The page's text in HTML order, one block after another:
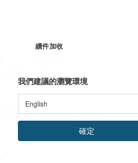
續件加收
供追蹤
金額為準。
天數估算。實際到貨日可能因付
我們建議的瀏覽環境
確定